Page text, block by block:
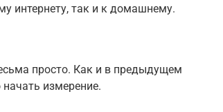
интернету, так и к домашнему.
просто. Как и в предыдущем
измерение.